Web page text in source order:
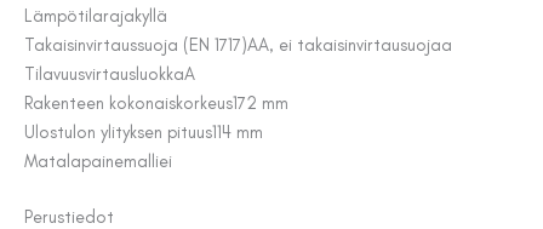
Lämpötilarajakyllä
Takaisinvirtaussuoja (EN 1717)AA, ei takaisinvirtausuojaa
TilavuusvirtausluokkaA
Rakenteen kokonaiskorkeus172 mm
Ulostulon ylityksen pituus114 mm
Matalapainemalliei
Perustiedot